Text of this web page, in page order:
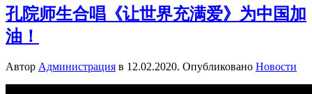
孔院师生合唱《让世界充满爱》为中国加
油！
Автор Администрация в 12.02.2020. Опубликовано Новости